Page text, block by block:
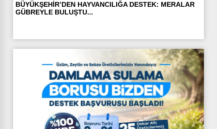
BÜYÜKŞEHİR’DEN HAYVANCILIĞA DESTEK: MERALAR
GÜBREYLE BULUŞTU...